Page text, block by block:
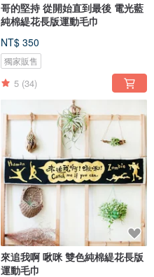
哥的堅持 從開始直到最後 電光藍
純棉緹花長版運動毛巾
NT$ 350
獨家販售
5 (34)
來追我啊 啾咪 雙色純棉緹花長版
運動毛巾